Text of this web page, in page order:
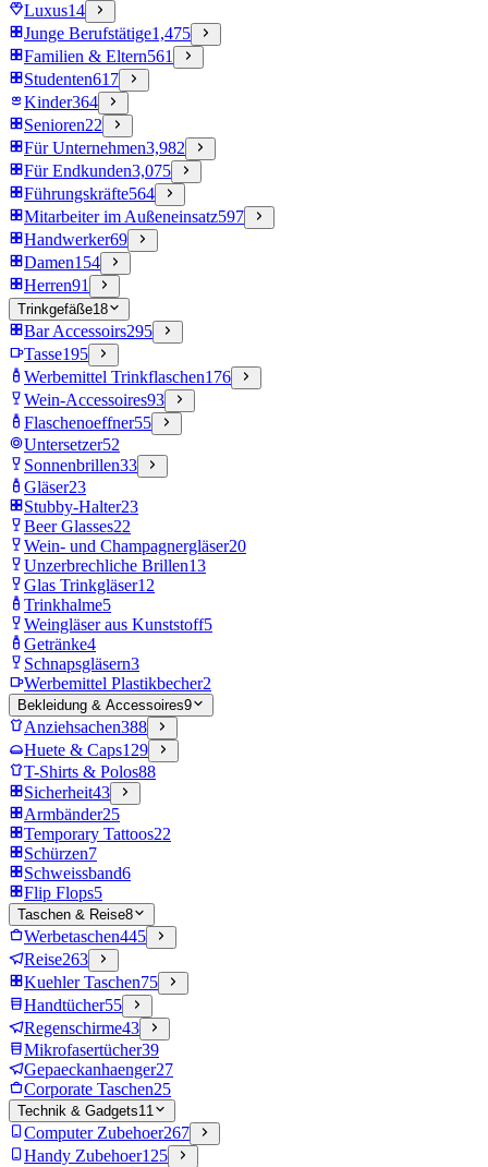
Luxus14
Junge Berufstätige1,475
Familien & Eltern561
Studenten617
Kinder364
Senioren22
Für Unternehmen3,982
Für Endkunden3,075
Führungskräfte564
Mitarbeiter im Außeneinsatz597
Handwerker69
Damen154
Herren91
Trinkgefäße18
Bar Accessoirs295
Tasse195
Werbemittel Trinkflaschen176
Wein-Accessoires93
Flaschenoeffner55
Untersetzer52
Sonnenbrillen33
Gläser23
Stubby-Halter23
Beer Glasses22
Wein- und Champagnergläser20
Unzerbrechliche Brillen13
Glas Trinkgläser12
Trinkhalme5
Weingläser aus Kunststoff5
Getränke4
Schnapsgläsern3
Werbemittel Plastikbecher2
Bekleidung & Accessoires9
Anziehsachen388
Huete & Caps129
T-Shirts & Polos88
Sicherheit43
Armbänder25
Temporary Tattoos22
Schürzen7
Schweissband6
Flip Flops5
Taschen & Reise8
Werbetaschen445
Reise263
Kuehler Taschen75
Handtücher55
Regenschirme43
Mikrofasertücher39
Gepaeckanhaenger27
Corporate Taschen25
Technik & Gadgets11
Computer Zubehoer267
Handy Zubehoer125